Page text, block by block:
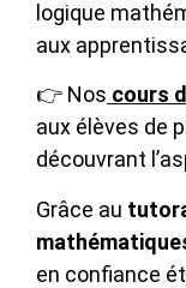
logique
aux
👉 Nos cours
aux élèves de
découvrant
Grâce au
en confiance